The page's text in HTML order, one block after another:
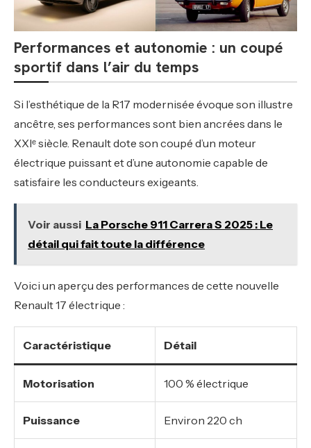
Performances et autonomie : un coupé
sportif dans l’air du temps
Si l’esthétique de la R17 modernisée évoque son illustre
ancêtre, ses performances sont bien ancrées dans le
XXIᵉ siècle. Renault dote son coupé d’un moteur
électrique puissant et d’une autonomie capable de
satisfaire les conducteurs exigeants.
Voir aussi La Porsche 911 Carrera S 2025 : Le
détail qui fait toute la différence
Voici un aperçu des performances de cette nouvelle
Renault 17 électrique :
Caractéristique Détail
Motorisation 100 % électrique
Puissance Environ 220 ch